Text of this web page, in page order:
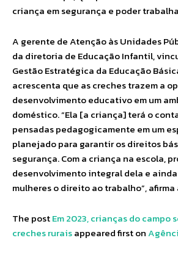
criança em segurança e poder
A gerente de Atenção às Unidades
da diretoria de Educação Infantil,
Gestão Estratégica da Educação
acrescenta que as creches trazem a
desenvolvimento educativo em um
doméstico. “Ela [a criança] terá o
pensadas pedagogicamente em um
planejado para garantir os direitos
segurança. Com a criança na escola,
desenvolvimento integral dela e
mulheres o direito ao trabalho”,
The postEm 2023, crianças do campo
creches ruraisappeared first on